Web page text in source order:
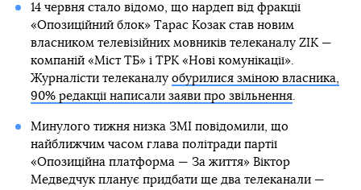
14 червня стало відомо, що нардеп від фракції
«Опозиційний блок» Тарас Козак став новим
власником телевізійних мовників телеканалу ZIK —
компаній «Міст ТБ» і ТРК «Нові комунікації».
Журналісти телеканалу обурилися зміною власника,
90% редакції написали заяви про звільнення.
Минулого тижня низка ЗМІ повідомили, що
найближчим часом глава політради партії
«Опозиційна платформа — За життя» Віктор
Медведчук планує придбати ще два телеканали —